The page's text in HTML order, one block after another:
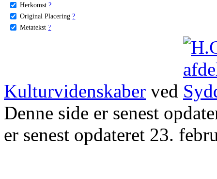
Herkomst ?
Original Placering ?
Metatekst ?
Kulturvidenskaber ved
Denne side er senest
er senest opdateret 23.